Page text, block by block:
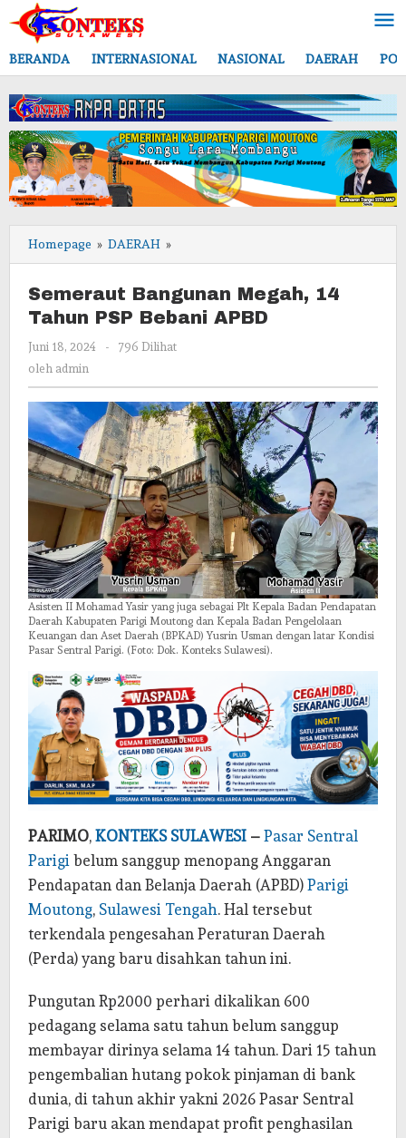
Lewati
ke
konten
BERANDA
INTERNASIONAL NASIONAL DAERAH
Homepage » DAERAH »
Bangunan
14
Tahun
Semeraut Bangunan Megah, 14
Tahun PSP Bebani APBD
Juni 18, 2024
oleh
-
796 Dilihat
oleh admin
Asisten II Mohamad Yasir yang juga sebagai Plt Kepala Badan Pendapatan
Daerah Kabupaten Parigi Moutong dan Kepala Badan Pengelolaan
Keuangan dan Aset Daerah (BPKAD) Yusrin Usman dengan latar Kondisi
Pasar Sentral Parigi. (Foto: Dok. Konteks Sulawesi).
PARIMO, KONTEKS SULAWESI – Pasar Sentral
Parigi belum sanggup menopang Anggaran
Pendapatan dan Belanja Daerah (APBD) Parigi
Moutong, Sulawesi Tengah. Hal tersebut
terkendala pengesahan Peraturan Daerah
(Perda) yang baru disahkan tahun ini.
Pungutan Rp2000 perhari dikalikan 600
pedagang selama satu tahun belum sanggup
membayar dirinya selama 14 tahun. Dari 15 tahun
pengembalian hutang pokok pinjaman di bank
dunia, di tahun akhir yakni 2026 Pasar Sentral
Parigi baru akan mendapat profit penghasilan